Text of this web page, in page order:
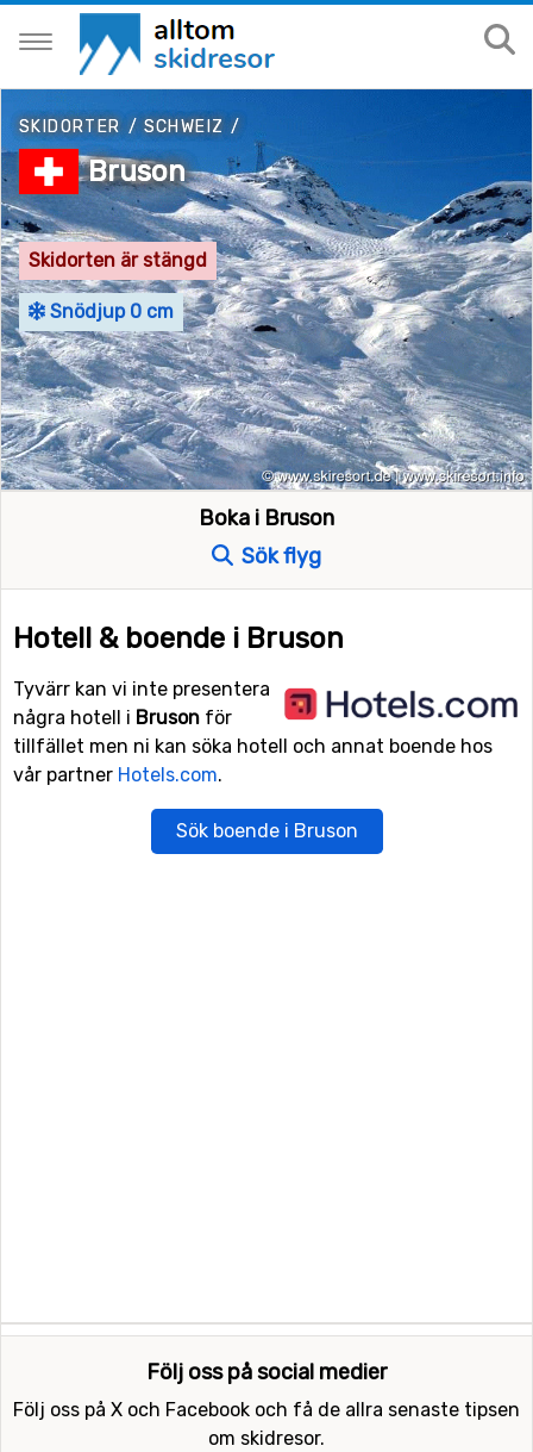
SKIDORTER / SCHWEIZ /
Bruson
Skidorten är stängd
Snödjup 0 cm
Boka i Bruson
Sök flyg
Hotell & boende i Bruson
Tyvärr kan vi inte presentera
några hotell i Bruson för
tillfället men ni kan söka hotell och annat boende hos
vår partner Hotels.com.
Sök boende i Bruson
Följ oss på social medier
Följ oss på X och Facebook och få de allra senaste tipsen
om skidresor.